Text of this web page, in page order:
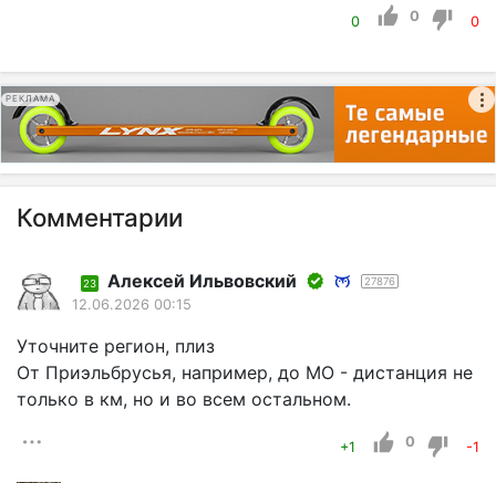
0 0 0
РЕКЛАМА
Комментарии
23 Алексей Ильвовский 27876
12.06.2026 00:15
Уточните регион, плиз
От Приэльбрусья, например, до МО - дистанция не
только в км, но и во всем остальном.
+1 0 -1